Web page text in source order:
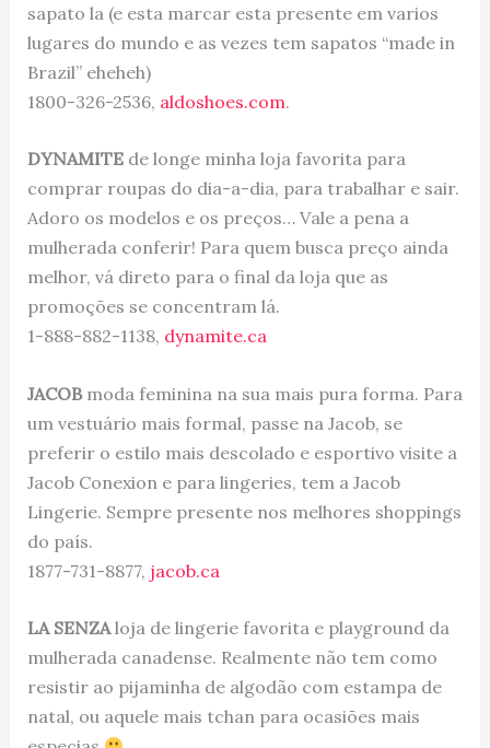
sapato la (e esta marcar esta presente em varios
lugares do mundo e as vezes tem sapatos “made in
Brazil” eheheh)
1800-326-2536, aldoshoes.com.
DYNAMITEde longe minha loja favorita para
comprar roupas do dia-a-dia, para trabalhar e sair.
Adoro os modelos e os preços… Vale a pena a
mulherada conferir! Para quem busca preço ainda
melhor, vá direto para o final da loja que as
promoções se concentram lá.
1-888-882-1138, dynamite.ca
JACOBmoda feminina na sua mais pura forma. Para
um vestuário mais formal, passe na Jacob, se
preferir o estilo mais descolado e esportivo visite a
Jacob Conexion e para lingeries, tem a Jacob
Lingerie. Sempre presente nos melhores shoppings
do país.
1877-731-8877, jacob.ca
LA SENZAloja de lingerie favorita e playground da
mulherada canadense. Realmente não tem como
resistir ao pijaminha de algodão com estampa de
natal, ou aquele mais tchan para ocasiões mais